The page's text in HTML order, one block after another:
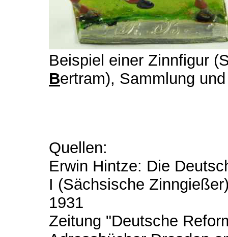
Beispiel einer Zinnfigur
Bertram), Sammlung
Quellen:
Erwin Hintze: Die
I (Sächsische
1931
Zeitung "Deutsche